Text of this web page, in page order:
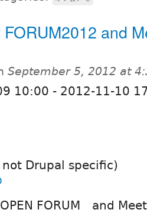
and
September 5, 2012 at
10:00 - 2012-11-10
Drupal specific)
FORUM and